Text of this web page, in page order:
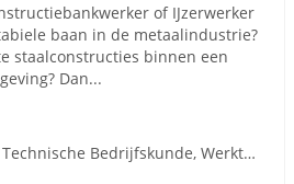
of IJzerwerker
baan in de metaalindustrie?
staalconstructies binnen een
Dan...
Metaalbewerking, Technische Bedrijfskunde, Werktuigbouwkunde, Lean